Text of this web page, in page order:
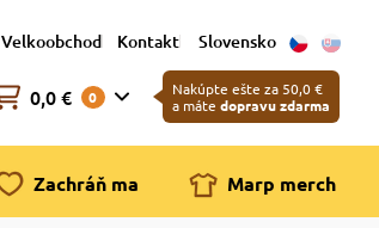
Velkoobchod Kontakt Slovensko
0,0 € 0
Nakúpte ešte za 50,0 €
a máte dopravu zdarma
Zachráň ma Marp merch